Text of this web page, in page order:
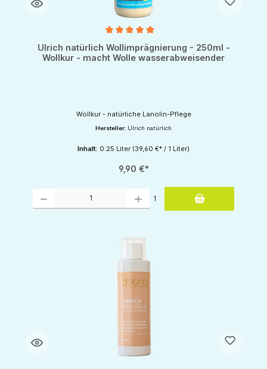
Durchschnittliche Bewertung von 5 von 5 Sternen
Ulrich natürlich Wollimprägnierung - 250ml -
Wollkur - macht Wolle wasserabweisender
Wollkur - natürliche Lanolin-Pflege
Hersteller: Ulrich natürlich
Inhalt: 0.25 Liter (39,60 €* / 1 Liter)
9,90 €*
1